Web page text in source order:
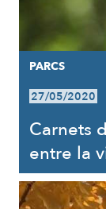
PARCS
27/05/2020
Carnets
entre la